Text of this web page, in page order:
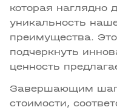
которая наглядно
уникальность
преимущества.
подчеркнуть
ценность
Завершающим
стоимости,